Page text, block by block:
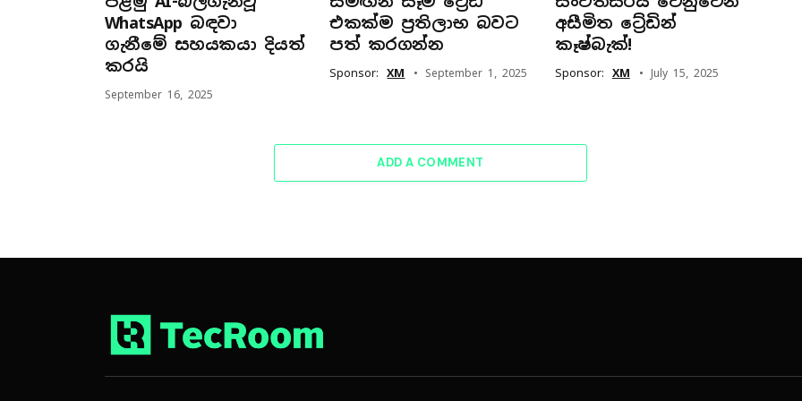
WhatsApp බඳවා
ගැනීමේ සහයකයා දියත්
කරයි
September 16, 2025
එකක්ම ප්‍රතිලාභ බවට
පත් කරගන්න
Sponsor: XM September 1, 2025
අසීමිත ට්‍රේඩින්
කෑෂ්බැක්!
Sponsor: XM July 15, 2025
ADD A COMMENT